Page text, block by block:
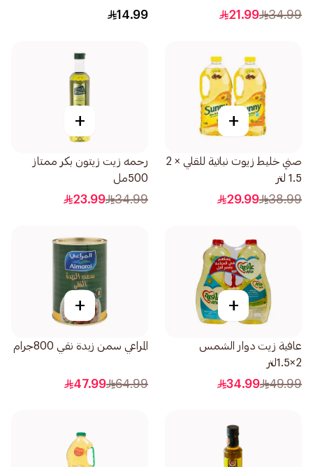
34.99
21.99
14.99
+
صني خليط زيوت نباتية للقلي × 2
1.5 لتر
38.99
29.99
+
رحمه زيت زيتون بكر ممتاز
500مل
34.99
23.99
+
عافية زيت دوار الشمس
2×1.5لتر
49.99
34.99
+
المراعي سمن زبدة نقي 800جرام
64.99
47.99